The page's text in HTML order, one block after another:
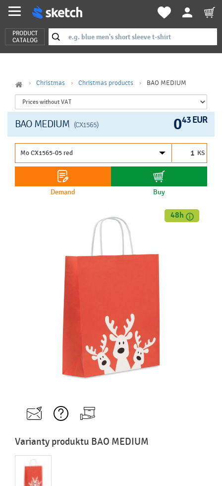
PRODUCT
CATALOG
Christmas Christmas products BAO MEDIUM
BAO MEDIUM (CX1565) 043 EUR
KS
Demand Buy
48h
Varianty produktu BAO MEDIUM